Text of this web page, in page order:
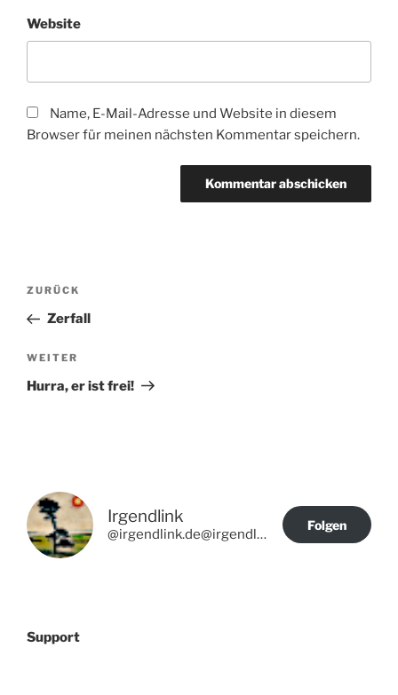
Website
Name, E-Mail-Adresse und Website in diesem
Browser für meinen nächsten Kommentar speichern.
Beitragsnavigation
Vorheriger
Beitrag
ZURÜCK
Zerfall
Nächster
Beitrag
WEITER
Hurra, er ist frei!
Irgendlink
@irgendlink.de@irgendlink.de
Folgen
Support